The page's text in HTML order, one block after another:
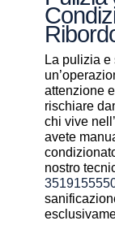
La pulizia
attenzione
rischiare
chi vive
avete
nostro